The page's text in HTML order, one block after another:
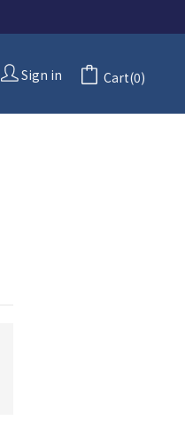
Sign in Cart(0)
BUY NOW